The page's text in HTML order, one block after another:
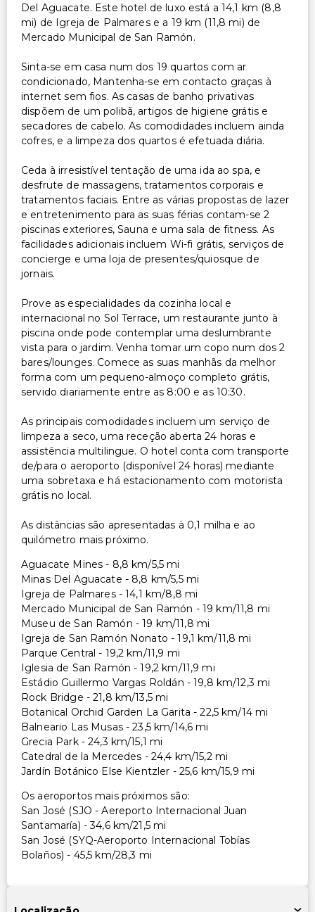
Del Aguacate. Este hotel de luxo está a 14,1 km (8,8
mi) de Igreja de Palmares e a 19 km (11,8 mi) de
Mercado Municipal de San Ramón.
Sinta-se em casa num dos 19 quartos com ar
condicionado, Mantenha-se em contacto graças à
internet sem fios. As casas de banho privativas
dispõem de um polibã, artigos de higiene grátis e
secadores de cabelo. As comodidades incluem ainda
cofres, e a limpeza dos quartos é efetuada diária.
Ceda à irresistível tentação de uma ida ao spa, e
desfrute de massagens, tratamentos corporais e
tratamentos faciais. Entre as várias propostas de lazer
e entretenimento para as suas férias contam-se 2
piscinas exteriores, Sauna e uma sala de fitness. As
facilidades adicionais incluem Wi-fi grátis, serviços de
concierge e uma loja de presentes/quiosque de
jornais.
Prove as especialidades da cozinha local e
internacional no Sol Terrace, um restaurante junto à
piscina onde pode contemplar uma deslumbrante
vista para o jardim. Venha tomar um copo num dos 2
bares/lounges. Comece as suas manhãs da melhor
forma com um pequeno-almoço completo grátis,
servido diariamente entre as 8:00 e as 10:30.
As principais comodidades incluem um serviço de
limpeza a seco, uma receção aberta 24 horas e
assistência multilingue. O hotel conta com transporte
de/para o aeroporto (disponível 24 horas) mediante
uma sobretaxa e há estacionamento com motorista
grátis no local.
As distâncias são apresentadas à 0,1 milha e ao
quilómetro mais próximo.
Aguacate Mines - 8,8 km/5,5 mi
Minas Del Aguacate - 8,8 km/5,5 mi
Igreja de Palmares - 14,1 km/8,8 mi
Mercado Municipal de San Ramón - 19 km/11,8 mi
Museu de San Ramón - 19 km/11,8 mi
Igreja de San Ramón Nonato - 19,1 km/11,8 mi
Parque Central - 19,2 km/11,9 mi
Iglesia de San Ramón - 19,2 km/11,9 mi
Estádio Guillermo Vargas Roldán - 19,8 km/12,3 mi
Rock Bridge - 21,8 km/13,5 mi
Botanical Orchid Garden La Garita - 22,5 km/14 mi
Balneario Las Musas - 23,5 km/14,6 mi
Grecia Park - 24,3 km/15,1 mi
Catedral de la Mercedes - 24,4 km/15,2 mi
Jardín Botánico Else Kientzler - 25,6 km/15,9 mi
Os aeroportos mais próximos são:
San José (SJO - Aereporto Internacional Juan
Santamaría) - 34,6 km/21,5 mi
San José (SYQ-Aeroporto Internacional Tobías
Bolaños) - 45,5 km/28,3 mi